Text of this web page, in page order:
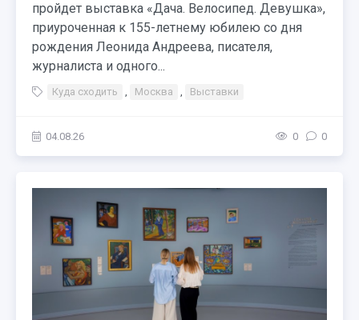
пройдет выставка «Дача. Велосипед. Девушка»,
приуроченная к 155-летнему юбилею со дня
рождения Леонида Андреева, писателя,
журналиста и одного...
Куда сходить , Москва , Выставки
04.08.26 0 0